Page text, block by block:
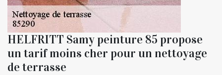
HELFRITT Samy peinture 85 propose
un tarif moins cher pour un nettoyage
de terrasse